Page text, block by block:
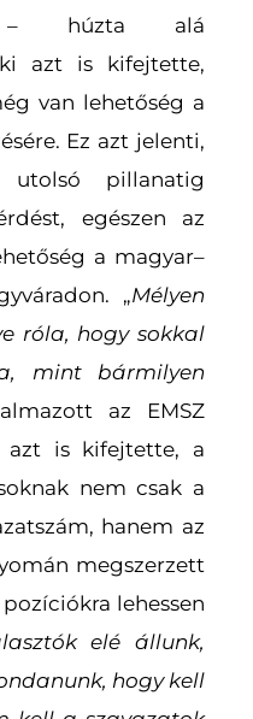
– húzta alá
azt is kifejtette,
van lehetőség a
Ez azt jelenti,
pillanatig
egészen az
a magyar–
„Mélyen
róla, hogy sokkal
mint bármilyen
az EMSZ
azt is kifejtette, a
nem csak a
hanem az
megszerzett
lehessen
elé állunk,
hogy kell